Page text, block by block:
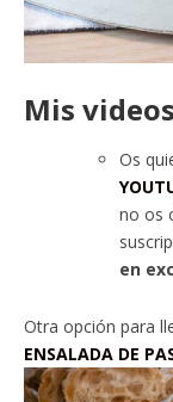
Mis
Os
no os
en
Otra opción para
ENSALADA DE